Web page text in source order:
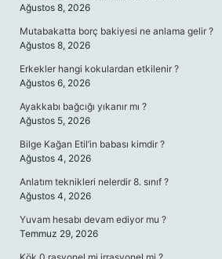
Ağustos 8, 2026
Mutabakatta borç bakiyesi ne anlama gelir ?
Ağustos 8, 2026
Erkekler hangi kokulardan etkilenir ?
Ağustos 6, 2026
Ayakkabı bağcığı yıkanır mı ?
Ağustos 5, 2026
Bilge Kağan Etil’in babası kimdir ?
Ağustos 4, 2026
Anlatım teknikleri nelerdir 8. sınıf ?
Ağustos 4, 2026
Yuvam hesabı devam ediyor mu ?
Temmuz 29, 2026